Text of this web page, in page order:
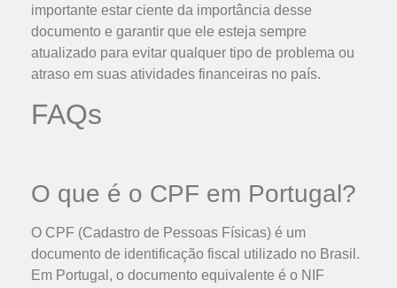
importante estar ciente da importância desse
documento e garantir que ele esteja sempre
atualizado para evitar qualquer tipo de problema ou
atraso em suas atividades financeiras no país.
FAQs
O que é o CPF em Portugal?
O CPF (Cadastro de Pessoas Físicas) é um
documento de identificação fiscal utilizado no Brasil.
Em Portugal, o documento equivalente é o NIF